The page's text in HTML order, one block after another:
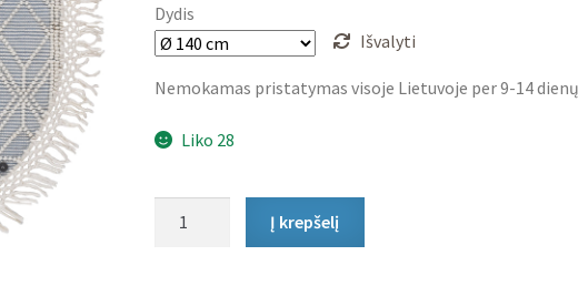
Dydis
Išvalyti
Nemokamas pristatymas visoje Lietuvoje per 9-14 dienų
Liko 28
Į krepšelį